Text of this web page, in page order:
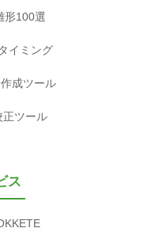
形100選
イミング
成ツール
正ツール
ス